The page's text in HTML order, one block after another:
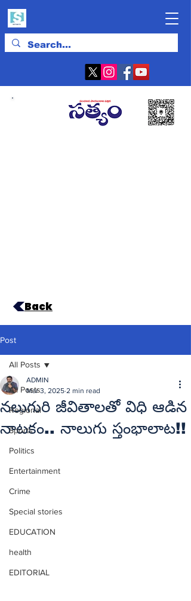
Back
Post
All Posts
Regional
Sports
Politics
Entertainment
Crime
Special stories
EDUCATION
health
EDITORIAL
All Posts
నలుగురి జీవితాలతో విధి ఆడిన
నాటకం.. నాలుగు స్తంభాలాట!!
ADMIN
Mar 3, 2025 2 min read